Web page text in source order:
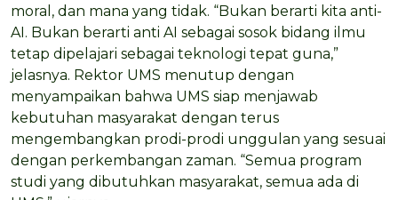
moral, dan mana yang tidak. “Bukan berarti kita anti-
AI. Bukan berarti anti AI sebagai sosok bidang ilmu
tetap dipelajari sebagai teknologi tepat guna,”
jelasnya. Rektor UMS menutup dengan
menyampaikan bahwa UMS siap menjawab
kebutuhan masyarakat dengan terus
mengembangkan prodi-prodi unggulan yang sesuai
dengan perkembangan zaman. “Semua program
studi yang dibutuhkan masyarakat, semua ada di